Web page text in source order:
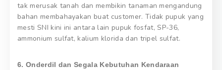
tak merusak tanah dan membikin tanaman mengandung
bahan membahayakan buat customer. Tidak pupuk yang
mesti SNI kini ini antara lain pupuk fosfat, SP-36,
ammonium sulfat, kalium klorida dan tripel sulfat.
6. Onderdil dan Segala Kebutuhan Kendaraan